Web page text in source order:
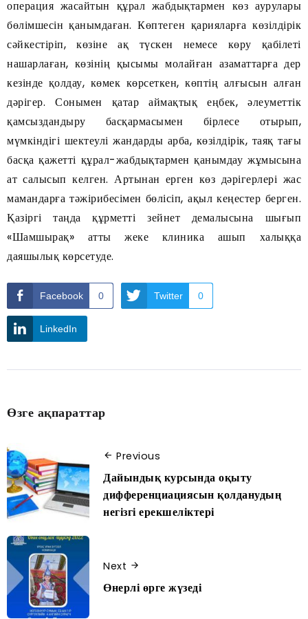
операция жасайтын құрал жабдықтармен көз аурулары
бөлімшесін қанымдаған. Көптеген қарияларға көзілдірік
сәйкестіріп, көзіне ақ түскен немесе көру қабілеті
нашарлаған, көзінің қысымы молайған азаматтарға дер
кезінде қолдау, көмек көрсеткен, көптің алғысын алған
дәрігер. Сонымен қатар аймақтық еңбек, әлеуметтік
қамсыздандыру басқармасымен бірлесе отырып,
мүмкіндігі шектеулі жандарды арба, көзілдірік, таяқ тағы
басқа қажетті құрал-жабдықтармен қанымдау жұмысына
ат салысып келген. Артынан ерген көз дәрігерлері жас
мамандарға тәжірибесімен бөлісіп, ақыл кеңестер берген.
Қазіргі таңда құрметті зейнет демалысына шығып
«Шамшырақ» атты жеке клиника ашып халыққа
даяшылық көрсетуде.
Facebook 0 Twitter 0
LinkedIn
Өзге ақпараттар
Previous
Дайындық курсында оқыту
дифференциациясын қолданудың
негізгі ерекшеліктері
Next
Өнерлі өрге жүзеді